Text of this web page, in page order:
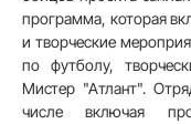
программа, которая
и творческие
по футболу,
Мистер "Атлант".
числе включая